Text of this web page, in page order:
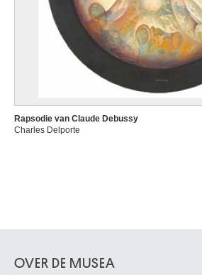
Rapsodie van Claude Debussy
Charles Delporte
OVER DE MUSEA